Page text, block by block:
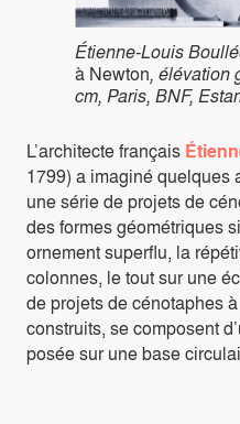
Étienne-Louis
à Newton, élévation
cm, Paris, BNF,
L’architecte français
1799) a imaginé quelques
une série de projets de
des formes géométriques
ornement superflu, la
colonnes, le tout sur une
de projets de cénotaphes
construits, se composent
posée sur une base